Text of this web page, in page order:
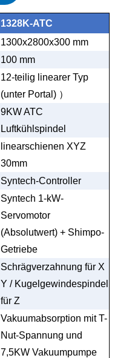
1328K-ATC
1300x2800x300 mm
100 mm
12-teilig linearer Typ
(unter Portal) ）
9KW ATC
Luftkühlspindel
linearschienen XYZ
30mm
Syntech-Controller
Syntech 1-kW-
Servomotor
(Absolutwert) + Shimpo-
Getriebe
Schrägverzahnung für X
Y / Kugelgewindespindel
für Z
Vakuumabsorption mit T-
Nut-Spannung und
7,5KW Vakuumpumpe